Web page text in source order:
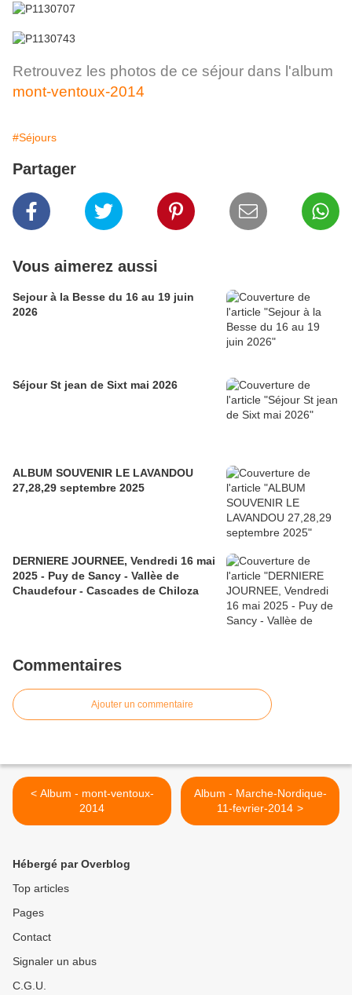
Retrouvez les photos de ce séjour dans l'album
mont-ventoux-2014
#Séjours
Partager
Vous aimerez aussi
Sejour à la Besse du 16 au 19 juin
2026
Séjour St jean de Sixt mai 2026
ALBUM SOUVENIR LE LAVANDOU
27,28,29 septembre 2025
DERNIERE JOURNEE, Vendredi 16 mai
2025 - Puy de Sancy - Vallèe de
Chaudefour - Cascades de Chiloza
Commentaires
Ajouter un commentaire
< Album - mont-ventoux-
2014
Album - Marche-Nordique-
11-fevrier-2014 >
Hébergé par Overblog
Top articles
Pages
Contact
Signaler un abus
C.G.U.